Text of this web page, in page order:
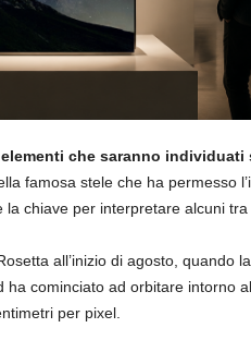
che saranno individuati
famosa stele che ha permesso
chiave per interpretare alcuni tra
all’inizio di agosto, quando
cominciato ad orbitare intorno
per pixel.